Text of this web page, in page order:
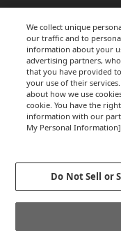
ウェブサイトのご利
プライバシーポリシ
GLOBALCOPYRIGHT ©
We collect unique
our traffic and to
information about your
advertising partners,
that you have provided
your use of their services.
about how we use
cookie. You have the
information with our
My Personal
Do Not Sell or